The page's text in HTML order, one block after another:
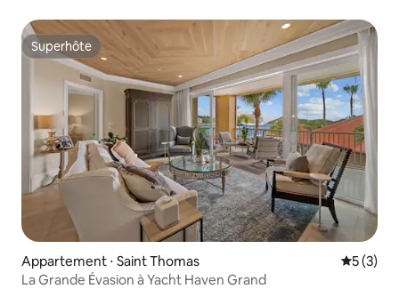
Superhôte
Superhôte
Appartement ⋅ Saint Thomas
5 (3)
La Grande Évasion à Yacht Haven Grand